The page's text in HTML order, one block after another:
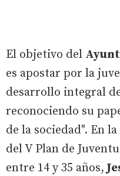
El objetivo del
es apostar por la
desarrollo integral
reconociendo su
de la sociedad". En
del V Plan de
entre 14 y 35 años,